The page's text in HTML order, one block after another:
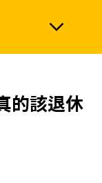
的該退休